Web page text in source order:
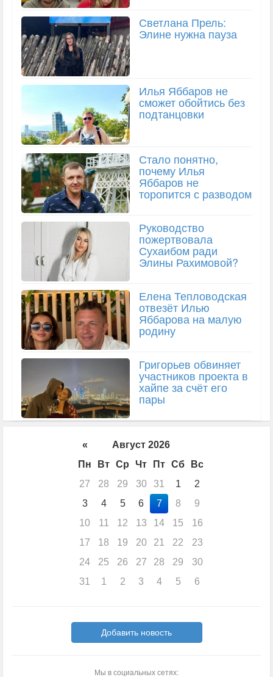
Светлана Прель:
Элине нужна пауза
Илья Яббаров не
сможет обойтись без
подтанцовки
Стало понятно,
почему Илья
Яббаров не
торопится с разводом
Руководство
пожертвовала
Сухаибом ради
Элины Рахимовой?
Елена Тепловодская
отвезёт Илью
Яббарова на малую
родину
Григорьев обвиняет
участников проекта в
хайпе за счёт его
пары
«
Август 2026
Пн
Вт Ср Чт Пт Сб
Вс
27
28 29 30 31 1
2
3
4 5 6 7 8
9
10
11 12 13 14 15
16
17
18 19 20 21 22
23
24
25 26 27 28 29
30
31
1 2 3 4 5 6
Добавить новость
Мы в социальных сетях: